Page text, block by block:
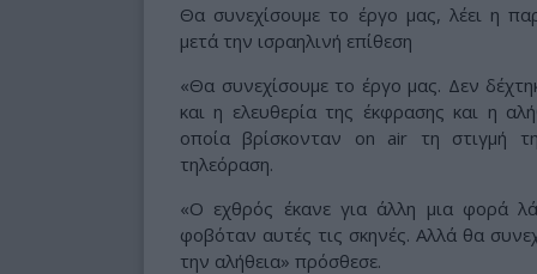
Θα συνεχίσουμε το έργο μας, λέει η
μετά την ισραηλινή επίθεση
«Θα συνεχίσουμε το έργο μας. Δεν
και η ελευθερία της έκφρασης και η
οποία βρίσκονταν on air τη στιγμή
τηλεόραση.
«Ο εχθρός έκανε για άλλη μια φορά
φοβόταν αυτές τις σκηνές. Αλλά θα
την αλήθεια» πρόσθεσε.